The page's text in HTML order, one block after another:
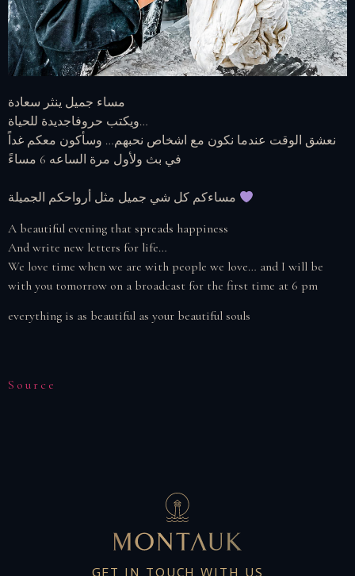
مساء جميل ينثر سعادة
‏ويكتب حروفاجديدة للحياة…
‏ نعشق الوقت عندما نكون مع اشخاص نحبهم… وسأكون معكم غداً
في بث ولأول مرة الساعه 6 مساءً
A beautiful evening that spreads happiness
And write new letters for life…
We love time when we are with people we love… and I will be
with you tomorrow on a broadcast for the first time at 6 pm
everything is as beautiful as your beautiful souls
Source
GET IN TOUCH WITH US